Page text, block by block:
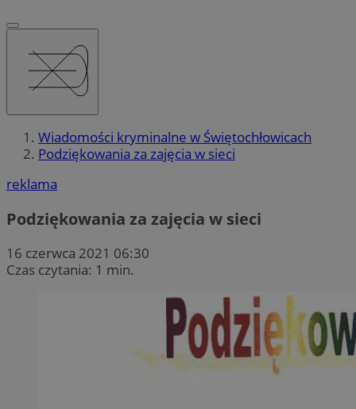
Wiadomości kryminalne w Świętochłowicach
Podziękowania za zajęcia w sieci
reklama
Podziękowania za zajęcia w sieci
16 czerwca 2021 06:30
Czas czytania: 1 min.